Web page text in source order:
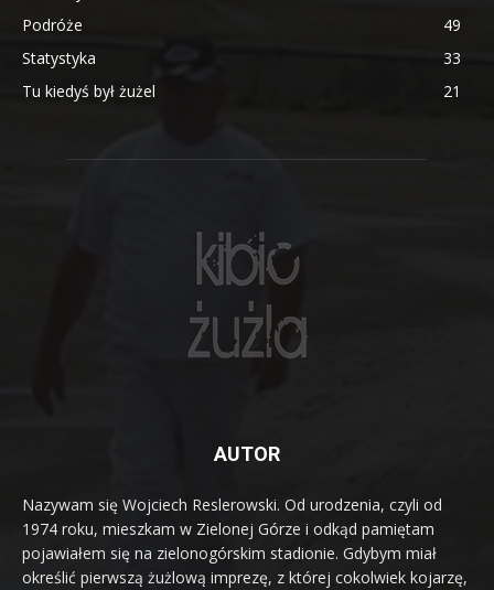
Podróże
49
Statystyka
33
Tu kiedyś był żużel
21
AUTOR
Nazywam się Wojciech Reslerowski. Od urodzenia, czyli od
1974 roku, mieszkam w Zielonej Górze i odkąd pamiętam
pojawiałem się na zielonogórskim stadionie. Gdybym miał
określić pierwszą żużlową imprezę, z której cokolwiek kojarzę,